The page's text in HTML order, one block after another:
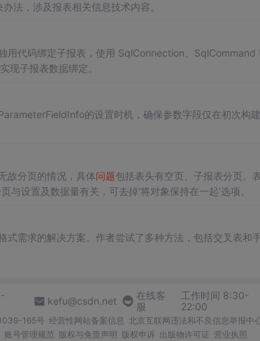
办法，涉及报表相关信息技术内容。
用代码绑定子报表，使用 SqlConnection、SqlCommand
现子报表数据绑定。
ParameterFieldInfo的设置时机，确保参数字段仅在初次构
故分页的情况，具体问题包括表头有空页、子报表分页。
设置及数据量有关，可去掉‘将对象保持在一起’选项。
式需求的解决方案。作者尝试了多种方法，包括交叉表和
kefu@csdn.net
在线客
服
工作时间 8:30-
22:00
165号 经营性网站备案信息 北京互联网违法和不良信息举报中
账号管理规范 版权与免责声明 版权申诉 出版物许可证 营业执照